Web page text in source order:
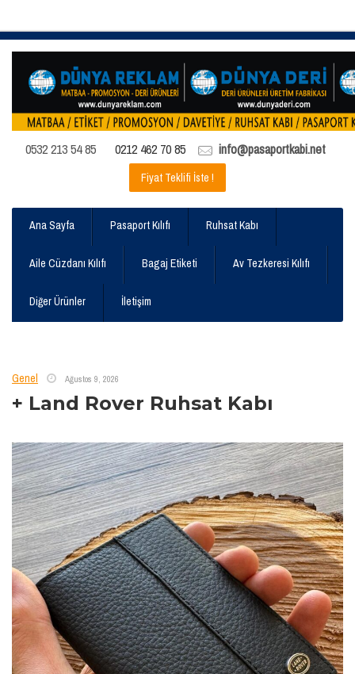
0532 213 54 85 0212 462 70 85 info@pasaportkabi.net
Fiyat Teklifi İste !
Ana Sayfa Pasaport Kılıfı Ruhsat Kabı
Aile Cüzdanı Kılıfı Bagaj Etiketi Av Tezkeresi Kılıfı
Diğer Ürünler İletişim
Genel Ağustos 9, 2026
+ Land Rover Ruhsat Kabı